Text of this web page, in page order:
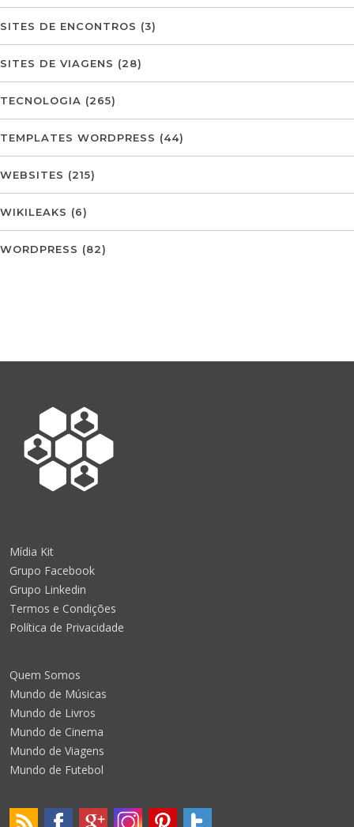
SITES DE ENCONTROS (3)
SITES DE VIAGENS (28)
TECNOLOGIA (265)
TEMPLATES WORDPRESS (44)
WEBSITES (215)
WIKILEAKS (6)
WORDPRESS (82)
Mídia Kit
Grupo Facebook
Grupo Linkedin
Termos e Condições
Política de Privacidade
Quem Somos
Mundo de Músicas
Mundo de Livros
Mundo de Cinema
Mundo de Viagens
Mundo de Futebol